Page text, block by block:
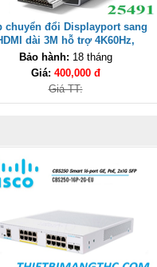
chuyển đổi Displayport sang
dài 3M hỗ trợ 4K60Hz,
1080p120Hz Ugreen 25491
cao cấp
Bảo hành: 18 tháng
Giá: 400,000 đ
Giá TT: